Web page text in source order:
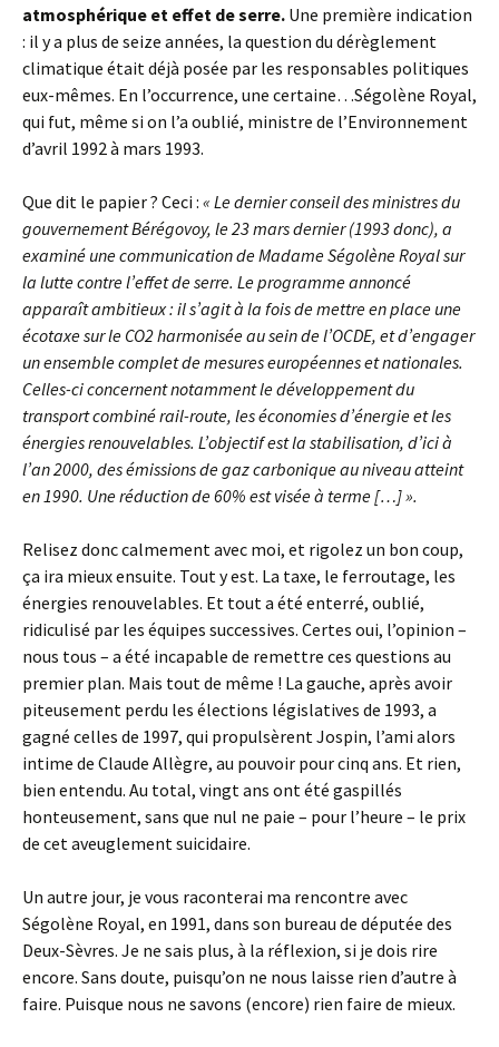
atmosphérique et effet de serre. Une première indication
: il y a plus de seize années, la question du dérèglement
climatique était déjà posée par les responsables politiques
eux-mêmes. En l’occurrence, une certaine…Ségolène Royal,
qui fut, même si on l’a oublié, ministre de l’Environnement
d’avril 1992 à mars 1993.
Que dit le papier ? Ceci : « Le dernier conseil des ministres du
gouvernement Bérégovoy, le 23 mars dernier (1993 donc), a
examiné une communication de Madame Ségolène Royal sur
la lutte contre l’effet de serre. Le programme annoncé
apparaît ambitieux : il s’agit à la fois de mettre en place une
écotaxe sur le CO2 harmonisée au sein de l’OCDE, et d’engager
un ensemble complet de mesures européennes et nationales.
Celles-ci concernent notamment le développement du
transport combiné rail-route, les économies d’énergie et les
énergies renouvelables. L’objectif est la stabilisation, d’ici à
l’an 2000, des émissions de gaz carbonique au niveau atteint
en 1990. Une réduction de 60% est visée à terme […] ».
Relisez donc calmement avec moi, et rigolez un bon coup,
ça ira mieux ensuite. Tout y est. La taxe, le ferroutage, les
énergies renouvelables. Et tout a été enterré, oublié,
ridiculisé par les équipes successives. Certes oui, l’opinion –
nous tous – a été incapable de remettre ces questions au
premier plan. Mais tout de même ! La gauche, après avoir
piteusement perdu les élections législatives de 1993, a
gagné celles de 1997, qui propulsèrent Jospin, l’ami alors
intime de Claude Allègre, au pouvoir pour cinq ans. Et rien,
bien entendu. Au total, vingt ans ont été gaspillés
honteusement, sans que nul ne paie – pour l’heure – le prix
de cet aveuglement suicidaire.
Un autre jour, je vous raconterai ma rencontre avec
Ségolène Royal, en 1991, dans son bureau de députée des
Deux-Sèvres. Je ne sais plus, à la réflexion, si je dois rire
encore. Sans doute, puisqu’on ne nous laisse rien d’autre à
faire. Puisque nous ne savons (encore) rien faire de mieux.